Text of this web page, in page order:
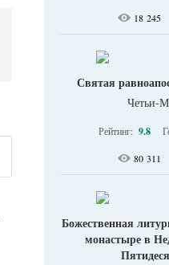
18 245
Святая
Четьи-
Рейтинг: 9.8
80 311
Божественная
монастыре в